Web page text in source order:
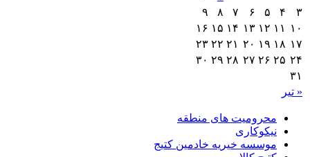
« تیر
۳
۴ ۵ ۶ ۷ ۸
۹
۱۰
۱۱ ۱۲ ۱۳ ۱۴ ۱۵ ۱۶
۱۷ ۱۸ ۱۹ ۲۰ ۲۱ ۲۲ ۲۳
۲۴ ۲۵ ۲۶ ۲۷ ۲۸ ۲۹ ۳۰
۳۱
محرومیت های منطقه
نیکوکاری
موسسه خیریه خادمین کتیج